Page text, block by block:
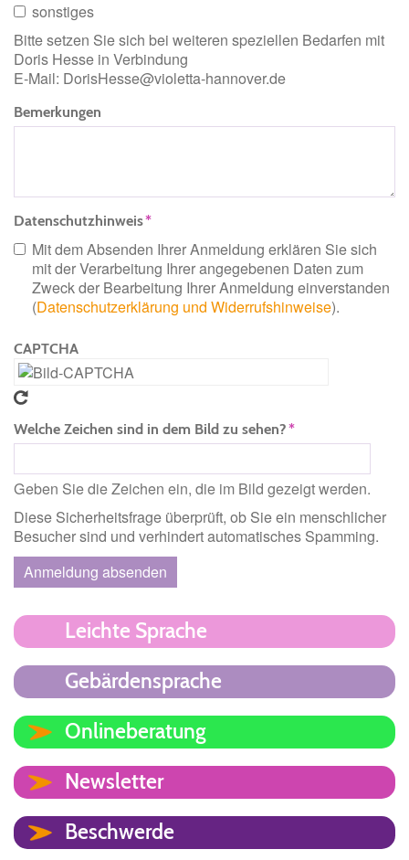
sonstiges
Bitte setzen Sie sich bei weiteren speziellen Bedarfen mit
Doris Hesse in Verbindung
E-Mail: DorisHesse@violetta-hannover.de
Bemerkungen
Datenschutzhinweis
Mit dem Absenden Ihrer Anmeldung erklären Sie sich
mit der Verarbeitung Ihrer angegebenen Daten zum
Zweck der Bearbeitung Ihrer Anmeldung einverstanden
(Datenschutzerklärung und Widerrufshinweise).
CAPTCHA
Welche Zeichen sind in dem Bild zu sehen?
Geben Sie die Zeichen ein, die im Bild gezeigt werden.
Diese Sicherheitsfrage überprüft, ob Sie ein menschlicher
Besucher sind und verhindert automatisches Spamming.
Anmeldung absenden
Leichte Sprache
Gebärdensprache
Onlineberatung
Newsletter
Beschwerde